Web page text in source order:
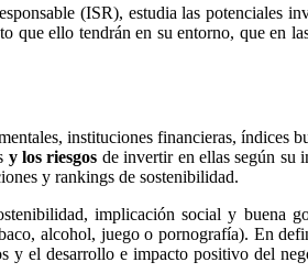
(ISR), estudia las potenciales
ello tendrán en su entorno, que en
instituciones financieras, índices
y los riesgos de invertir en ellas según su
y rankings de sostenibilidad.
implicación social y buena
alcohol, juego o pornografía). En
el desarrollo e impacto positivo del